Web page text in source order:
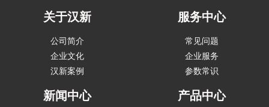
关于汉新
公司简介
企业文化
汉新案例
服务中心
常见问题
企业服务
参数常识
新闻中心 产品中心